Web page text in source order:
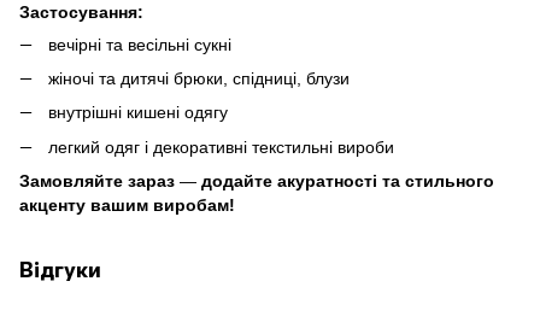
Застосування:
вечірні та весільні сукні
жіночі та дитячі брюки, спідниці, блузи
внутрішні кишені одягу
легкий одяг і декоративні текстильні вироби
Замовляйте зараз — додайте акуратності та стильного
акценту вашим виробам!
Відгуки